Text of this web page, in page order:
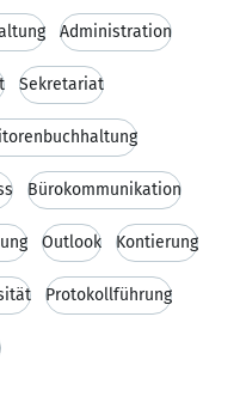
Administration
Sekretariat
Bürokommunikation
Outlook Kontierung
Protokollführung